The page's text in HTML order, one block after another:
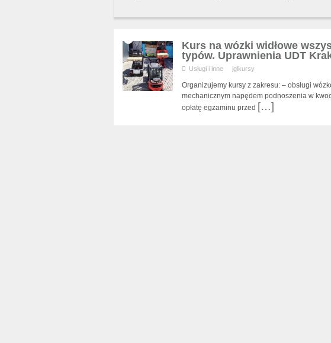
Kurs na wózki widłowe
typów. Uprawnienia UDT
Usługi i inne jglkursy
Organizujemy kursy z zakresu: – obsługi
mechanicznym napędem podnoszenia w
opłatę egzaminu przed […]